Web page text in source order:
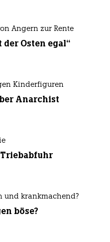
Angern zur Rente
der Osten egal“
Kinderfiguren
Anarchist
und krankmachend?
böse?